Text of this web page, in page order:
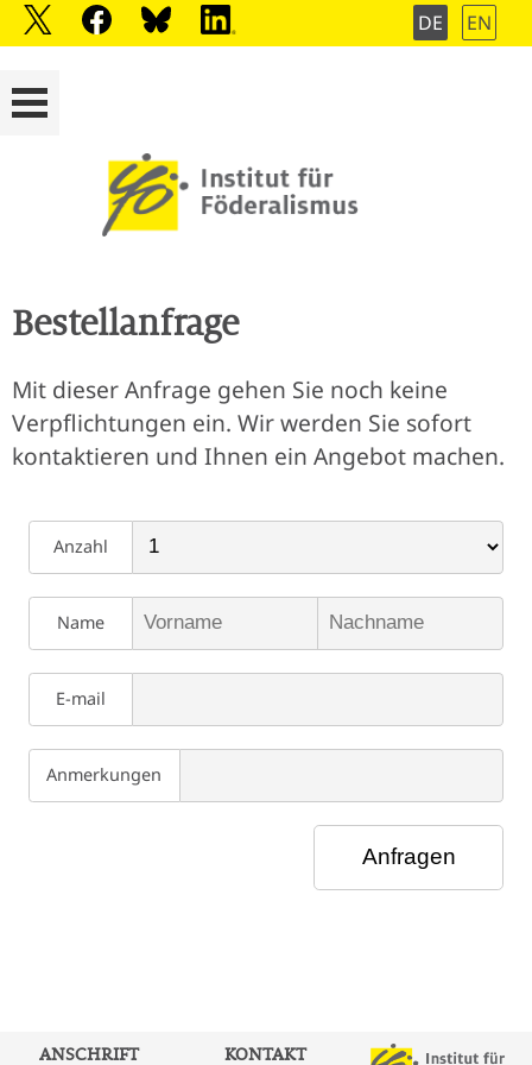
DE EN
Bestellanfrage
Mit dieser Anfrage gehen Sie noch keine
Verpflichtungen ein. Wir werden Sie sofort
kontaktieren und Ihnen ein Angebot machen.
Anzahl
Name
E-mail
Anmerkungen
ANSCHRIFT KONTAKT